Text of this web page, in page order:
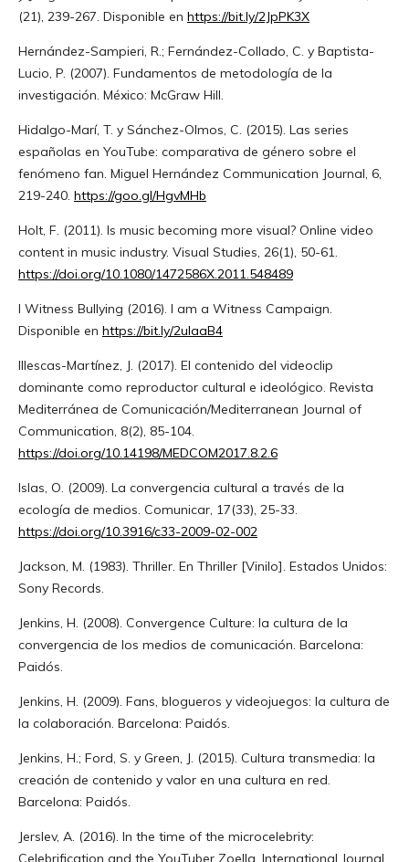
(21), 239-267. Disponible en https://bit.ly/2JpPK3X
Hernández-Sampieri, R.; Fernández-Collado, C. y Baptista-
Lucio, P. (2007). Fundamentos de metodología de la
investigación. México: McGraw Hill.
Hidalgo-Marí, T. y Sánchez-Olmos, C. (2015). Las series
españolas en YouTube: comparativa de género sobre el
fenómeno fan. Miguel Hernández Communication Journal, 6,
219-240. https://goo.gl/HgvMHb
Holt, F. (2011). Is music becoming more visual? Online video
content in music industry. Visual Studies, 26(1), 50-61.
https://doi.org/10.1080/1472586X.2011.548489
I Witness Bullying (2016). I am a Witness Campaign.
Disponible en https://bit.ly/2ulaaB4
Illescas-Martínez, J. (2017). El contenido del videoclip
dominante como reproductor cultural e ideológico. Revista
Mediterránea de Comunicación/Mediterranean Journal of
Communication, 8(2), 85-104.
https://doi.org/10.14198/MEDCOM2017.8.2.6
Islas, O. (2009). La convergencia cultural a través de la
ecología de medios. Comunicar, 17(33), 25-33.
https://doi.org/10.3916/c33-2009-02-002
Jackson, M. (1983). Thriller. En Thriller [Vinilo]. Estados Unidos:
Sony Records.
Jenkins, H. (2008). Convergence Culture: la cultura de la
convergencia de los medios de comunicación. Barcelona:
Paidós.
Jenkins, H. (2009). Fans, blogueros y videojuegos: la cultura de
la colaboración. Barcelona: Paidós.
Jenkins, H.; Ford, S. y Green, J. (2015). Cultura transmedia: la
creación de contenido y valor en una cultura en red.
Barcelona: Paidós.
Jerslev, A. (2016). In the time of the microcelebrity:
Celebrification and the YouTuber Zoella. International Journal